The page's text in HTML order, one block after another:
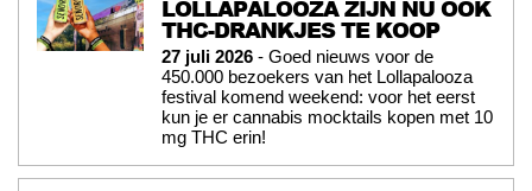
LOLLAPALOOZA ZIJN NU OOK
THC-DRANKJES TE KOOP
27 juli 2026 - Goed nieuws voor de
450.000 bezoekers van het Lollapalooza
festival komend weekend: voor het eerst
kun je er cannabis mocktails kopen met 10
mg THC erin!